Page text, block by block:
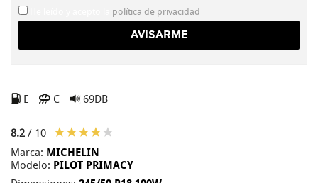
política de privacidad
E C 69DB
8.2 / 10
Marca: MICHELIN
Modelo: PILOT PRIMACY